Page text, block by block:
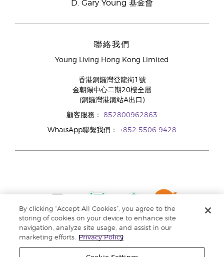
D. Gary Young 基金會
聯絡我們
Young Living Hong Kong Limited
香港銅鑼灣登龍街1號
金朝陽中心二期20樓全層
(銅鑼灣港鐵站A出口)
顧客服務： 852800962863
WhatsApp聯繫我們： +852 5506 9428
By clicking “Accept All Cookies”, you agree to the
storing of cookies on your device to enhance site
navigation, analyze site usage, and assist in our
marketing efforts.
Privacy Policy